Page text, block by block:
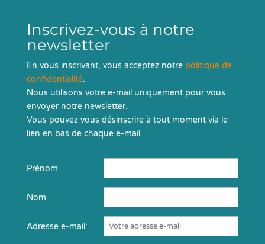
Inscrivez-vous à notre
newsletter
En vous inscrivant, vous acceptez notre politique de
confidentialité.
Nous utilisons votre e-mail uniquement pour vous
envoyer notre newsletter.
Vous pouvez vous désinscrire à tout moment via le
lien en bas de chaque e-mail.
Prénom
Nom
Adresse e-mail: